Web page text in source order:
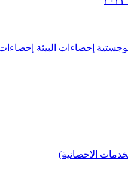
إحصاءات البيئة
الاحصائية)